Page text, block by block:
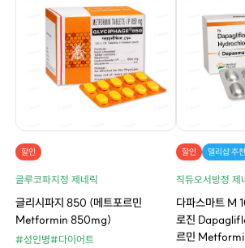
할인
글루코파지정 제네릭
글리시파지 850 (메트포르민
Metformin 850mg)
#성인병#다이어트
할인 델리샵 추천
직듀오서방정 제
다파스마트 M
로진
르민